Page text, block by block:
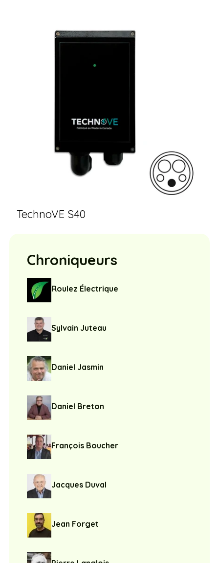
TechnoVE S40
Chroniqueurs
Roulez Électrique
Sylvain Juteau
Daniel Jasmin
Daniel Breton
François Boucher
Jacques Duval
Jean Forget